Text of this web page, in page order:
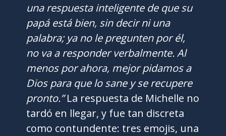
una respuesta inteligente de que su
papá está bien, sin decir ni una
palabra; ya no le pregunten por él,
no va a responder verbalmente. Al
menos por ahora, mejor pidamos a
Dios para que lo sane y se recupere
pronto.”La respuesta de Michelle no
tardó en llegar, y fue tan discreta
como contundente: tres emojis, una